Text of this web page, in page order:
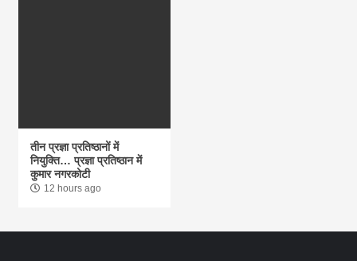
तीन प्रज्ञा प्रतिष्ठानों में
नियुक्ति… प्रज्ञा प्रतिष्ठान में
कुमार नगरकोटी
12 hours ago